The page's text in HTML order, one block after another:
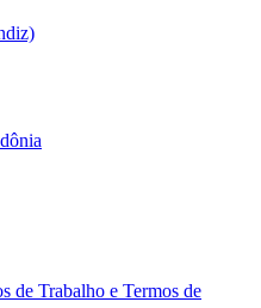
de Trabalho e Termos de